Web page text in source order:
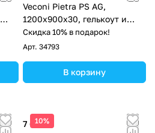
Veconi Pietra PS AG,
1200x900x30, гелькоут и
стекловолокно,
антрацитово-серый
Скидка 10% в подарок!
Арт. 34793
В корзину
10%
7 686 ₽